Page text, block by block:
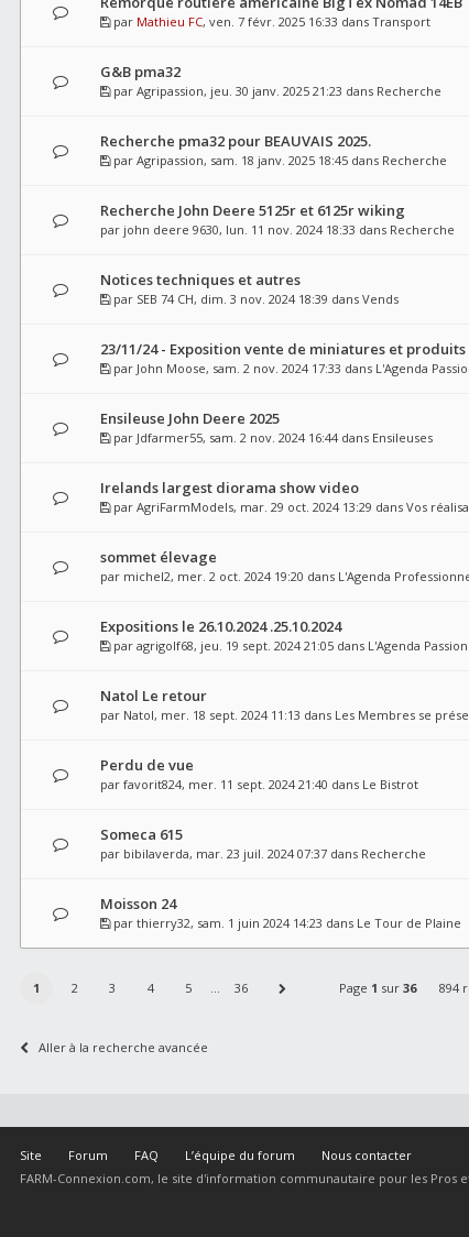
par Mathieu FC, ven. 7 févr. 2025 16:33 dans Transport
G&B pma32
par Agripassion, jeu. 30 janv. 2025 21:23 dans Recherche
Recherche pma32 pour BEAUVAIS 2025.
par Agripassion, sam. 18 janv. 2025 18:45 dans Recherche
Recherche John Deere 5125r et 6125r wiking
par john deere 9630, lun. 11 nov. 2024 18:33 dans Recherche
Notices techniques et autres
par SEB 74 CH, dim. 3 nov. 2024 18:39 dans Vends
23/11/24 - Exposition vente de miniatures et
par John Moose, sam. 2 nov. 2024 17:33 dans L'Agenda
Ensileuse John Deere 2025
par Jdfarmer55, sam. 2 nov. 2024 16:44 dans Ensileuses
Irelands largest diorama show video
par AgriFarmModels, mar. 29 oct. 2024 13:29 dans Vos
sommet élevage
par michel2, mer. 2 oct. 2024 19:20 dans L'Agenda
Expositions le 26.10.2024 .25.10.2024
par agrigolf68, jeu. 19 sept. 2024 21:05 dans L'Agenda Passion
Natol Le retour
par Natol, mer. 18 sept. 2024 11:13 dans Les Membres se
Perdu de vue
par favorit824, mer. 11 sept. 2024 21:40 dans Le Bistrot
Someca 615
par bibilaverda, mar. 23 juil. 2024 07:37 dans Recherche
Moisson 24
par thierry32, sam. 1 juin 2024 14:23 dans Le Tour de Plaine
1 2 3 4 5 … 36 Page 1 sur 36 894
Aller à la recherche avancée
Site Forum FAQ L’équipe du forum Nous contacter
FARM-Connexion.com, le site d'information communautaire pour les Pros